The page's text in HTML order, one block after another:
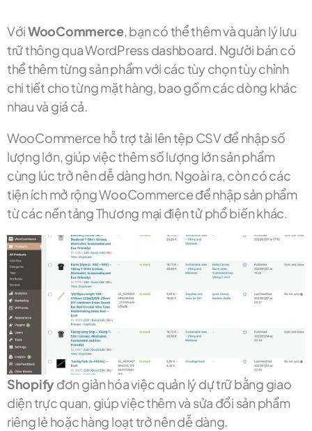
VớiWooCommerce, bạn có thể thêm và quản lý lưu
trữ thông qua WordPress dashboard. Người bán có
thể thêm từng sản phẩm với các tùy chọn tùy chỉnh
chi tiết cho từng mặt hàng, bao gồm các dòng khác
nhau và giá cả.
WooCommerce hỗ trợ tải lên tệp CSV để nhập số
lượng lớn, giúp việc thêm số lượng lớn sản phẩm
cùng lúc trở nên dễ dàng hơn. Ngoài ra, còn có các
tiện ích mở rộng WooCommerce để nhập sản phẩm
từ các nền tảng Thương mại điện tử phổ biến khác.
Shopify đơn giản hóa việc quản lý dự trữ bằng giao
diện trực quan, giúp việc thêm và sửa đổi sản phẩm
riêng lẻ hoặc hàng loạt trở nên dễ dàng.